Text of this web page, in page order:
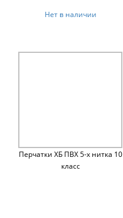
Нет в наличии
Перчатки ХБ ПВХ 5-х нитка 10
класс